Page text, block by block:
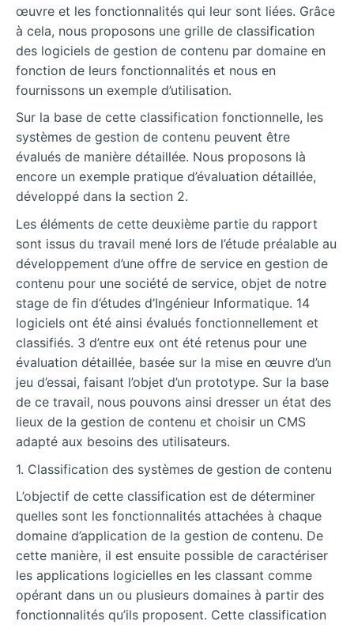
œuvre et les fonctionnalités qui leur sont liées. Grâce
à cela, nous proposons une grille de classification
des logiciels de gestion de contenu par domaine en
fonction de leurs fonctionnalités et nous en
fournissons un exemple d’utilisation.
Sur la base de cette classification fonctionnelle, les
systèmes de gestion de contenu peuvent être
évalués de manière détaillée. Nous proposons là
encore un exemple pratique d’évaluation détaillée,
développé dans la section 2.
Les éléments de cette deuxième partie du rapport
sont issus du travail mené lors de l’étude préalable au
développement d’une offre de service en gestion de
contenu pour une société de service, objet de notre
stage de fin d’études d’Ingénieur Informatique. 14
logiciels ont été ainsi évalués fonctionnellement et
classifiés. 3 d’entre eux ont été retenus pour une
évaluation détaillée, basée sur la mise en œuvre d’un
jeu d’essai, faisant l’objet d’un prototype. Sur la base
de ce travail, nous pouvons ainsi dresser un état des
lieux de la gestion de contenu et choisir un CMS
adapté aux besoins des utilisateurs.
1. Classification des systèmes de gestion de contenu
L’objectif de cette classification est de déterminer
quelles sont les fonctionnalités attachées à chaque
domaine d’application de la gestion de contenu. De
cette manière, il est ensuite possible de caractériser
les applications logicielles en les classant comme
opérant dans un ou plusieurs domaines à partir des
fonctionnalités qu’ils proposent. Cette classification